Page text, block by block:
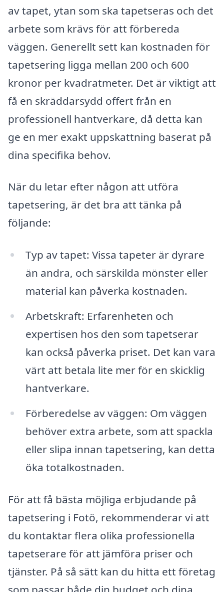
av tapet, ytan som ska tapetseras och det
arbete som krävs för att förbereda
väggen. Generellt sett kan kostnaden för
tapetsering ligga mellan 200 och 600
kronor per kvadratmeter. Det är viktigt att
få en skräddarsydd offert från en
professionell hantverkare, då detta kan
ge en mer exakt uppskattning baserat på
dina specifika behov.
När du letar efter någon att utföra
tapetsering, är det bra att tänka på
följande:
Typ av tapet: Vissa tapeter är dyrare
än andra, och särskilda mönster eller
material kan påverka kostnaden.
Arbetskraft: Erfarenheten och
expertisen hos den som tapetserar
kan också påverka priset. Det kan vara
värt att betala lite mer för en skicklig
hantverkare.
Förberedelse av väggen: Om väggen
behöver extra arbete, som att spackla
eller slipa innan tapetsering, kan detta
öka totalkostnaden.
För att få bästa möjliga erbjudande på
tapetsering i Fotö, rekommenderar vi att
du kontaktar flera olika professionella
tapetserare för att jämföra priser och
tjänster. På så sätt kan du hitta ett företag